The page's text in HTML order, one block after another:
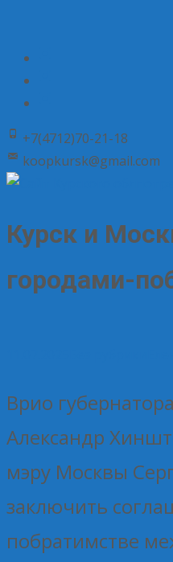
+7(4712)70-21-18
koopkursk@gmail.com
Курск и
городами-
Врио
Александр
мэру Москвы
заключить
побратимстве